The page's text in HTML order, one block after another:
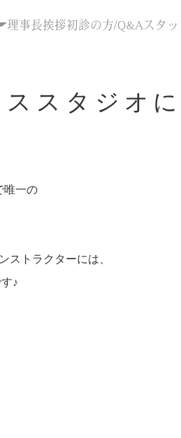
理事長挨拶初診の方/Q&A スタ
スタジオ
唯一の
ストラクターには、
♪